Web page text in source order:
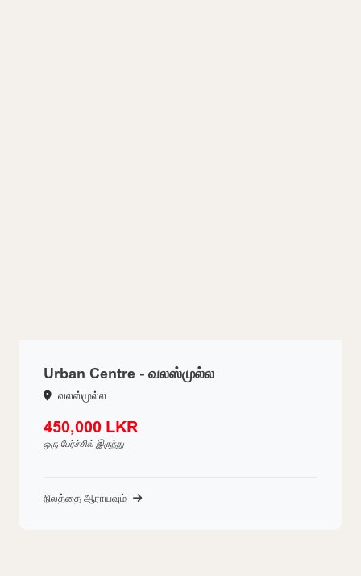
Urban Centre - வலஸ்முல்ல
வலஸ்முல்ல
450,000 LKR
ஒரு பேர்ச்சில் இருந்து
நிலத்தை ஆராயவும்